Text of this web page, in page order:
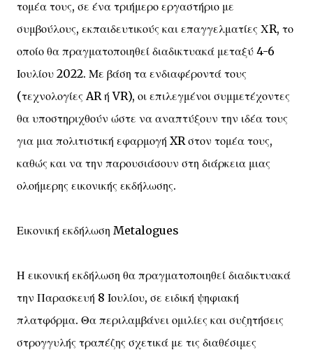
τομέα τους, σε ένα τριήμερο εργαστήριο με
συμβούλους, εκπαιδευτικούς και επαγγελματίες ΧR, το
οποίο θα πραγματοποιηθεί διαδικτυακά μεταξύ 4-6
Ιουλίου 2022. Με βάση τα ενδιαφέροντά τους
(τεχνολογίες AR ή VR), οι επιλεγμένοι συμμετέχοντες
θα υποστηριχθούν ώστε να αναπτύξουν την ιδέα τους
για μια πολιτιστική εφαρμογή XR στον τομέα τους,
καθώς και να την παρουσιάσουν στη διάρκεια μιας
ολοήμερης εικονικής εκδήλωσης.
Εικονική εκδήλωση Metalogues
Η εικονική εκδήλωση θα πραγματοποιηθεί διαδικτυακά
την Παρασκευή 8 Ιουλίου, σε ειδική ψηφιακή
πλατφόρμα. Θα περιλαμβάνει ομιλίες και συζητήσεις
στρογγυλής τραπέζης σχετικά με τις διαθέσιμες